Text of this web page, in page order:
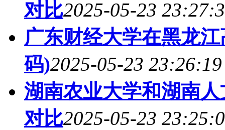
对比2025-05-23
广东财经大学在黑龙
码)2025-05-23 23:26:19
湖南农业大学和湖南
对比2025-05-23